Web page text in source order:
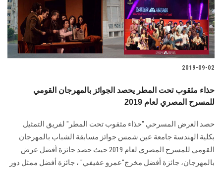
2019-09-02
حذاء مثقوب تحت المطر يحصد الجوائز بالمهرجان القومي
للمسرح المصري لعام 2019
حصد العرض المسرحي "حذاء مثقوب تحت المطر" لفريق التمثيل
بكلية الهندسة جامعة عين شمس جوائز مسابقة الشباب بالمهرجان
القومي للمسرح المصري لعام 2019 حيث حصد جائزة أفضل عرض
بالمهرجان، جائزة أفضل مخرج"عمرو عفيفي" ، جائزة أفضل ممثل دور